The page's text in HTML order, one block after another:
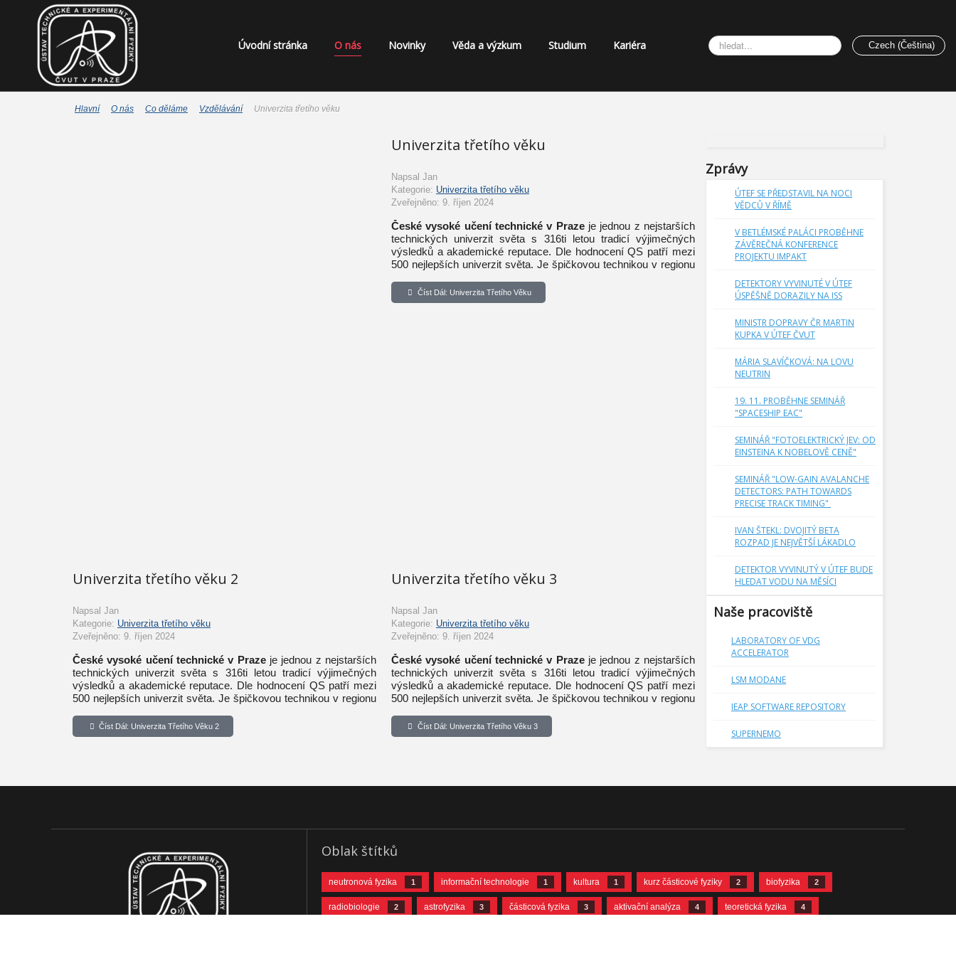
Úvodní stránka O nás Novinky Věda a výzkum Studium Kariéra Vyhledávání... Czech (Čeština)
Hlavní O nás Co děláme Vzdělávání Univerzita třetího věku
Univerzita třetího věku
Napsal Jan
Kategorie: Univerzita třetího věku
Zveřejněno: 9. říjen 2024
České vysoké učení technické v Prazeje jednou z nejstarších
technických univerzit světa s 316ti letou tradicí výjimečných
výsledků a akademické reputace. Dle hodnocení QS patří mezi
500 nejlepších univerzit světa. Je špičkovou technikou v regionu
Číst Dál: Univerzita Třetího Věku
Univerzita třetího věku 2
Napsal Jan
Kategorie: Univerzita třetího věku
Zveřejněno: 9. říjen 2024
České vysoké učení technické v Prazeje jednou z nejstarších
technických univerzit světa s 316ti letou tradicí výjimečných
výsledků a akademické reputace. Dle hodnocení QS patří mezi
500 nejlepších univerzit světa. Je špičkovou technikou v regionu
Číst Dál: Univerzita Třetího Věku 2
Univerzita třetího věku 3
Napsal Jan
Kategorie: Univerzita třetího věku
Zveřejněno: 9. říjen 2024
České vysoké učení technické v Prazeje jednou z nejstarších
technických univerzit světa s 316ti letou tradicí výjimečných
výsledků a akademické reputace. Dle hodnocení QS patří mezi
500 nejlepších univerzit světa. Je špičkovou technikou v regionu
Číst Dál: Univerzita Třetího Věku 3
Zprávy
ÚTEF SE PŘEDSTAVIL NA NOCI
VĚDCŮ V ŘÍMĚ
V BETLÉMSKÉ PALÁCI PROBĚHNE
ZÁVĚREČNÁ KONFERENCE
PROJEKTU IMPAKT
DETEKTORY VYVINUTÉ V ÚTEF
ÚSPĚŠNĚ DORAZILY NA ISS
MINISTR DOPRAVY ČR MARTIN
KUPKA V ÚTEF ČVUT
MÁRIA SLAVÍČKOVÁ: NA LOVU
NEUTRIN
19. 11. PROBĚHNE SEMINÁŘ
"SPACESHIP EAC"
SEMINÁŘ "FOTOELEKTRICKÝ JEV: OD
EINSTEINA K NOBELOVĚ CENĚ"
SEMINÁŘ "LOW-GAIN AVALANCHE
DETECTORS: PATH TOWARDS
PRECISE TRACK TIMING"
IVAN ŠTEKL: DVOJITÝ BETA
ROZPAD JE NEJVĚTŠÍ LÁKADLO
DETEKTOR VYVINUTÝ V ÚTEF BUDE
HLEDAT VODU NA MĚSÍCI
Naše pracoviště
LABORATORY OF VDG
ACCELERATOR
LSM MODANE
IEAP SOFTWARE REPOSITORY
SUPERNEMO
Oblak štítků
neutronová fyzika 1 informační technologie 1 kultura 1 kurz částicové fyziky 2 biofyzika 2
radiobiologie 2 astrofyzika 3 částicová fyzika 3 aktivační analýza 4 teoretická fyzika 4